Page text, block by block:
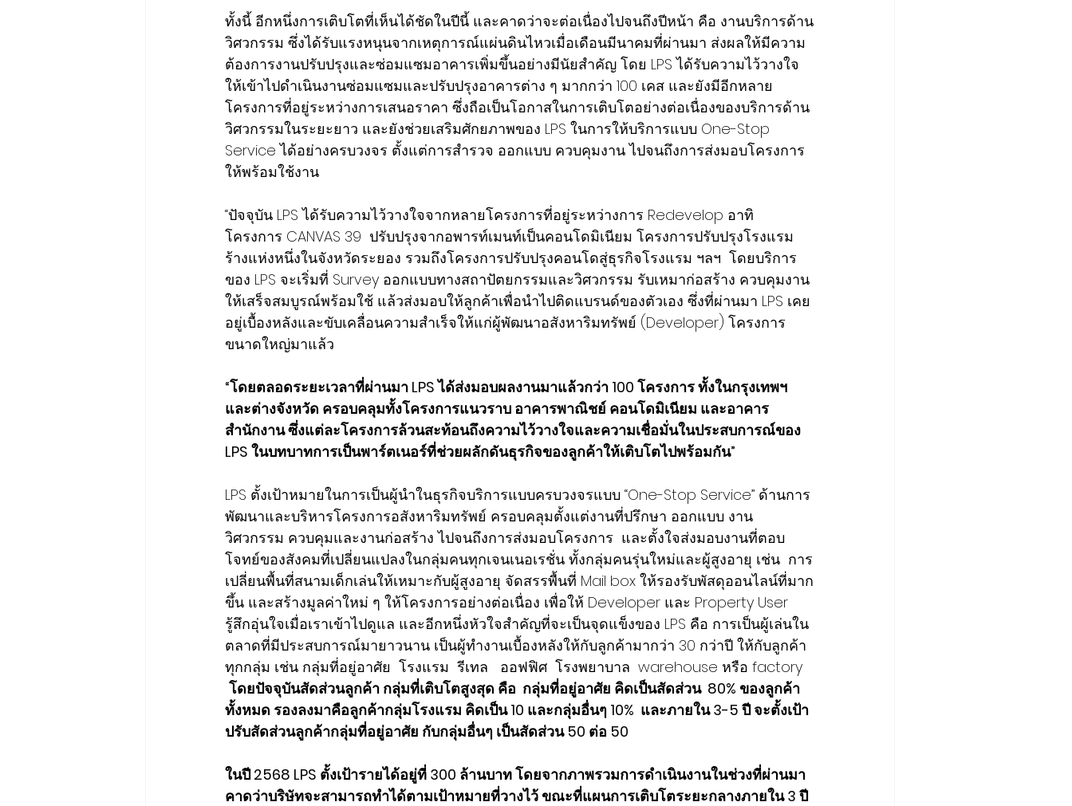
ทั้งนี้ อีกหนึ่งการเติบโตที่เห็นได้ชัดในปีนี้ และคาดว่าจะต่อเนื่องไปจนถึงปีหน้า คือ งานบริการด้าน
วิศวกรรม ซึ่งได้รับแรงหนุนจากเหตุการณ์แผ่นดินไหวเมื่อเดือนมีนาคมที่ผ่านมา ส่งผลให้มีความ
ต้องการงานปรับปรุงและซ่อมแซมอาคารเพิ่มขึ้นอย่างมีนัยสำคัญ โดย LPS ได้รับความไว้วางใจ
ให้เข้าไปดำเนินงานซ่อมแซมและปรับปรุงอาคารต่าง ๆ มากกว่า 100 เคส และยังมีอีกหลาย
โครงการที่อยู่ระหว่างการเสนอราคา ซึ่งถือเป็นโอกาสในการเติบโตอย่างต่อเนื่องของบริการด้าน
วิศวกรรมในระยะยาว และยังช่วยเสริมศักยภาพของ LPS ในการให้บริการแบบ One-Stop
Service ได้อย่างครบวงจร ตั้งแต่การสำรวจ ออกแบบ ควบคุมงาน ไปจนถึงการส่งมอบโครงการ
ให้พร้อมใช้งาน
“ปัจจุบัน LPS ได้รับความไว้วางใจจากหลายโครงการที่อยู่ระหว่างการ Redevelop อาทิ
โครงการ CANVAS 39  ปรับปรุงจากอพารท์เมนท์เป็นคอนโดมิเนียม โครงการปรับปรุงโรงแรม
ร้างแห่งหนึ่งในจังหวัดระยอง รวมถึงโครงการปรับปรุงคอนโดสู่ธุรกิจโรงแรม ฯลฯ  โดยบริการ
ของ LPS จะเริ่มที่ Survey ออกแบบทางสถาปัตยกรรมและวิศวกรรม รับเหมาก่อสร้าง ควบคุมงาน
ให้เสร็จสมบูรณ์พร้อมใช้ แล้วส่งมอบให้ลูกค้าเพื่อนำไปติดแบรนด์ของตัวเอง ซึ่งที่ผ่านมา LPS เคย
อยู่เบื้องหลังและขับเคลื่อนความสำเร็จให้แก่ผู้พัฒนาอสังหาริมทรัพย์ (Developer) โครงการ
ขนาดใหญ่มาแล้ว
“โดยตลอดระยะเวลาที่ผ่านมา LPS ได้ส่งมอบผลงานมาแล้วกว่า 100 โครงการ ทั้งในกรุงเทพฯ
และต่างจังหวัด ครอบคลุมทั้งโครงการแนวราบ อาคารพาณิชย์ คอนโดมิเนียม และอาคาร
สำนักงาน ซึ่งแต่ละโครงการล้วนสะท้อนถึงความไว้วางใจและความเชื่อมั่นในประสบการณ์ของ
LPS ในบทบาทการเป็นพาร์ตเนอร์ที่ช่วยผลักดันธุรกิจของลูกค้าให้เติบโตไปพร้อมกัน”
LPS ตั้งเป้าหมายในการเป็นผู้นำในธุรกิจบริการแบบครบวงจรแบบ “One-Stop Service” ด้านการ
พัฒนาและบริหารโครงการอสังหาริมทรัพย์ ครอบคลุมตั้งแต่งานที่ปรึกษา ออกแบบ งาน
วิศวกรรม ควบคุมและงานก่อสร้าง ไปจนถึงการส่งมอบโครงการ  และตั้งใจส่งมอบงานที่ตอบ
โจทย์ของสังคมที่เปลี่ยนแปลงในกลุ่มคนทุกเจนเนอเรชั่น ทั้งกลุ่มคนรุ่นใหม่และผู้สูงอายุ เช่น  การ
เปลี่ยนพื้นที่สนามเด็กเล่นให้เหมาะกับผู้สูงอายุ จัดสรรพื้นที่ Mail box ให้รองรับพัสดุออนไลน์ที่มาก
ขึ้น และสร้างมูลค่าใหม่ ๆ ให้โครงการอย่างต่อเนื่อง เพื่อให้ Developer และ Property User
รู้สึกอุ่นใจเมื่อเราเข้าไปดูแล และอีกหนึ่งหัวใจสำคัญที่จะเป็นจุดแข็งของ LPS คือ การเป็นผู้เล่นใน
ตลาดที่มีประสบการณ์มายาวนาน เป็นผู้ทำงานเบื้องหลังให้กับลูกค้ามากว่า 30 กว่าปี ให้กับลูกค้า
ทุกกลุ่ม เช่น กลุ่มที่อยู่อาศัย  โรงแรม  รีเทล   ออฟฟิศ  โรงพยาบาล  warehouse หรือ factory
โดยปัจจุบันสัดส่วนลูกค้า กลุ่มที่เติบโตสูงสุด คือ  กลุ่มที่อยู่อาศัย คิดเป็นสัดส่วน  80% ของลูกค้า
ทั้งหมด รองลงมาคือลูกค้ากลุ่มโรงแรม คิดเป็น 10 และกลุ่มอื่นๆ 10%  และภายใน 3-5 ปี จะตั้งเป้า
ปรับสัดส่วนลูกค้ากลุ่มที่อยู่อาศัย กับกลุ่มอื่นๆ เป็นสัดส่วน 50 ต่อ 50
ในปี 2568 LPS ตั้งเป้ารายได้อยู่ที่ 300 ล้านบาท โดยจากภาพรวมการดำเนินงานในช่วงที่ผ่านมา
คาดว่าบริษัทจะสามารถทำได้ตามเป้าหมายที่วางไว้ ขณะที่แผนการเติบโตระยะกลางภายใน 3 ปี